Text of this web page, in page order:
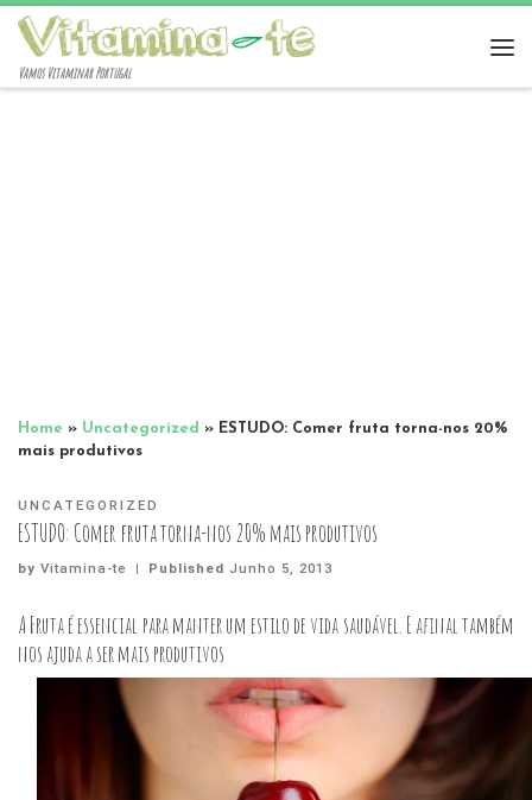
Vamos Vitaminar Portugal
Home » Uncategorized » ESTUDO: Comer fruta torna-nos 20%
mais produtivos
UNCATEGORIZED
ESTUDO: Comer fruta torna-nos 20% mais produtivos
by Vitamina-te | Published Junho 5, 2013
A Fruta é essencial para manter um estilo de vida saudável. E afinal também
nos ajuda a ser mais produtivos